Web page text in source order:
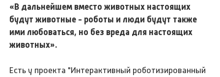
«В дальнейшем вместо животных настоящих
будут животные - роботы и люди будут также
ими любоваться, но без вреда для настоящих
животных».
Есть у проекта "Интерактивный роботизированный